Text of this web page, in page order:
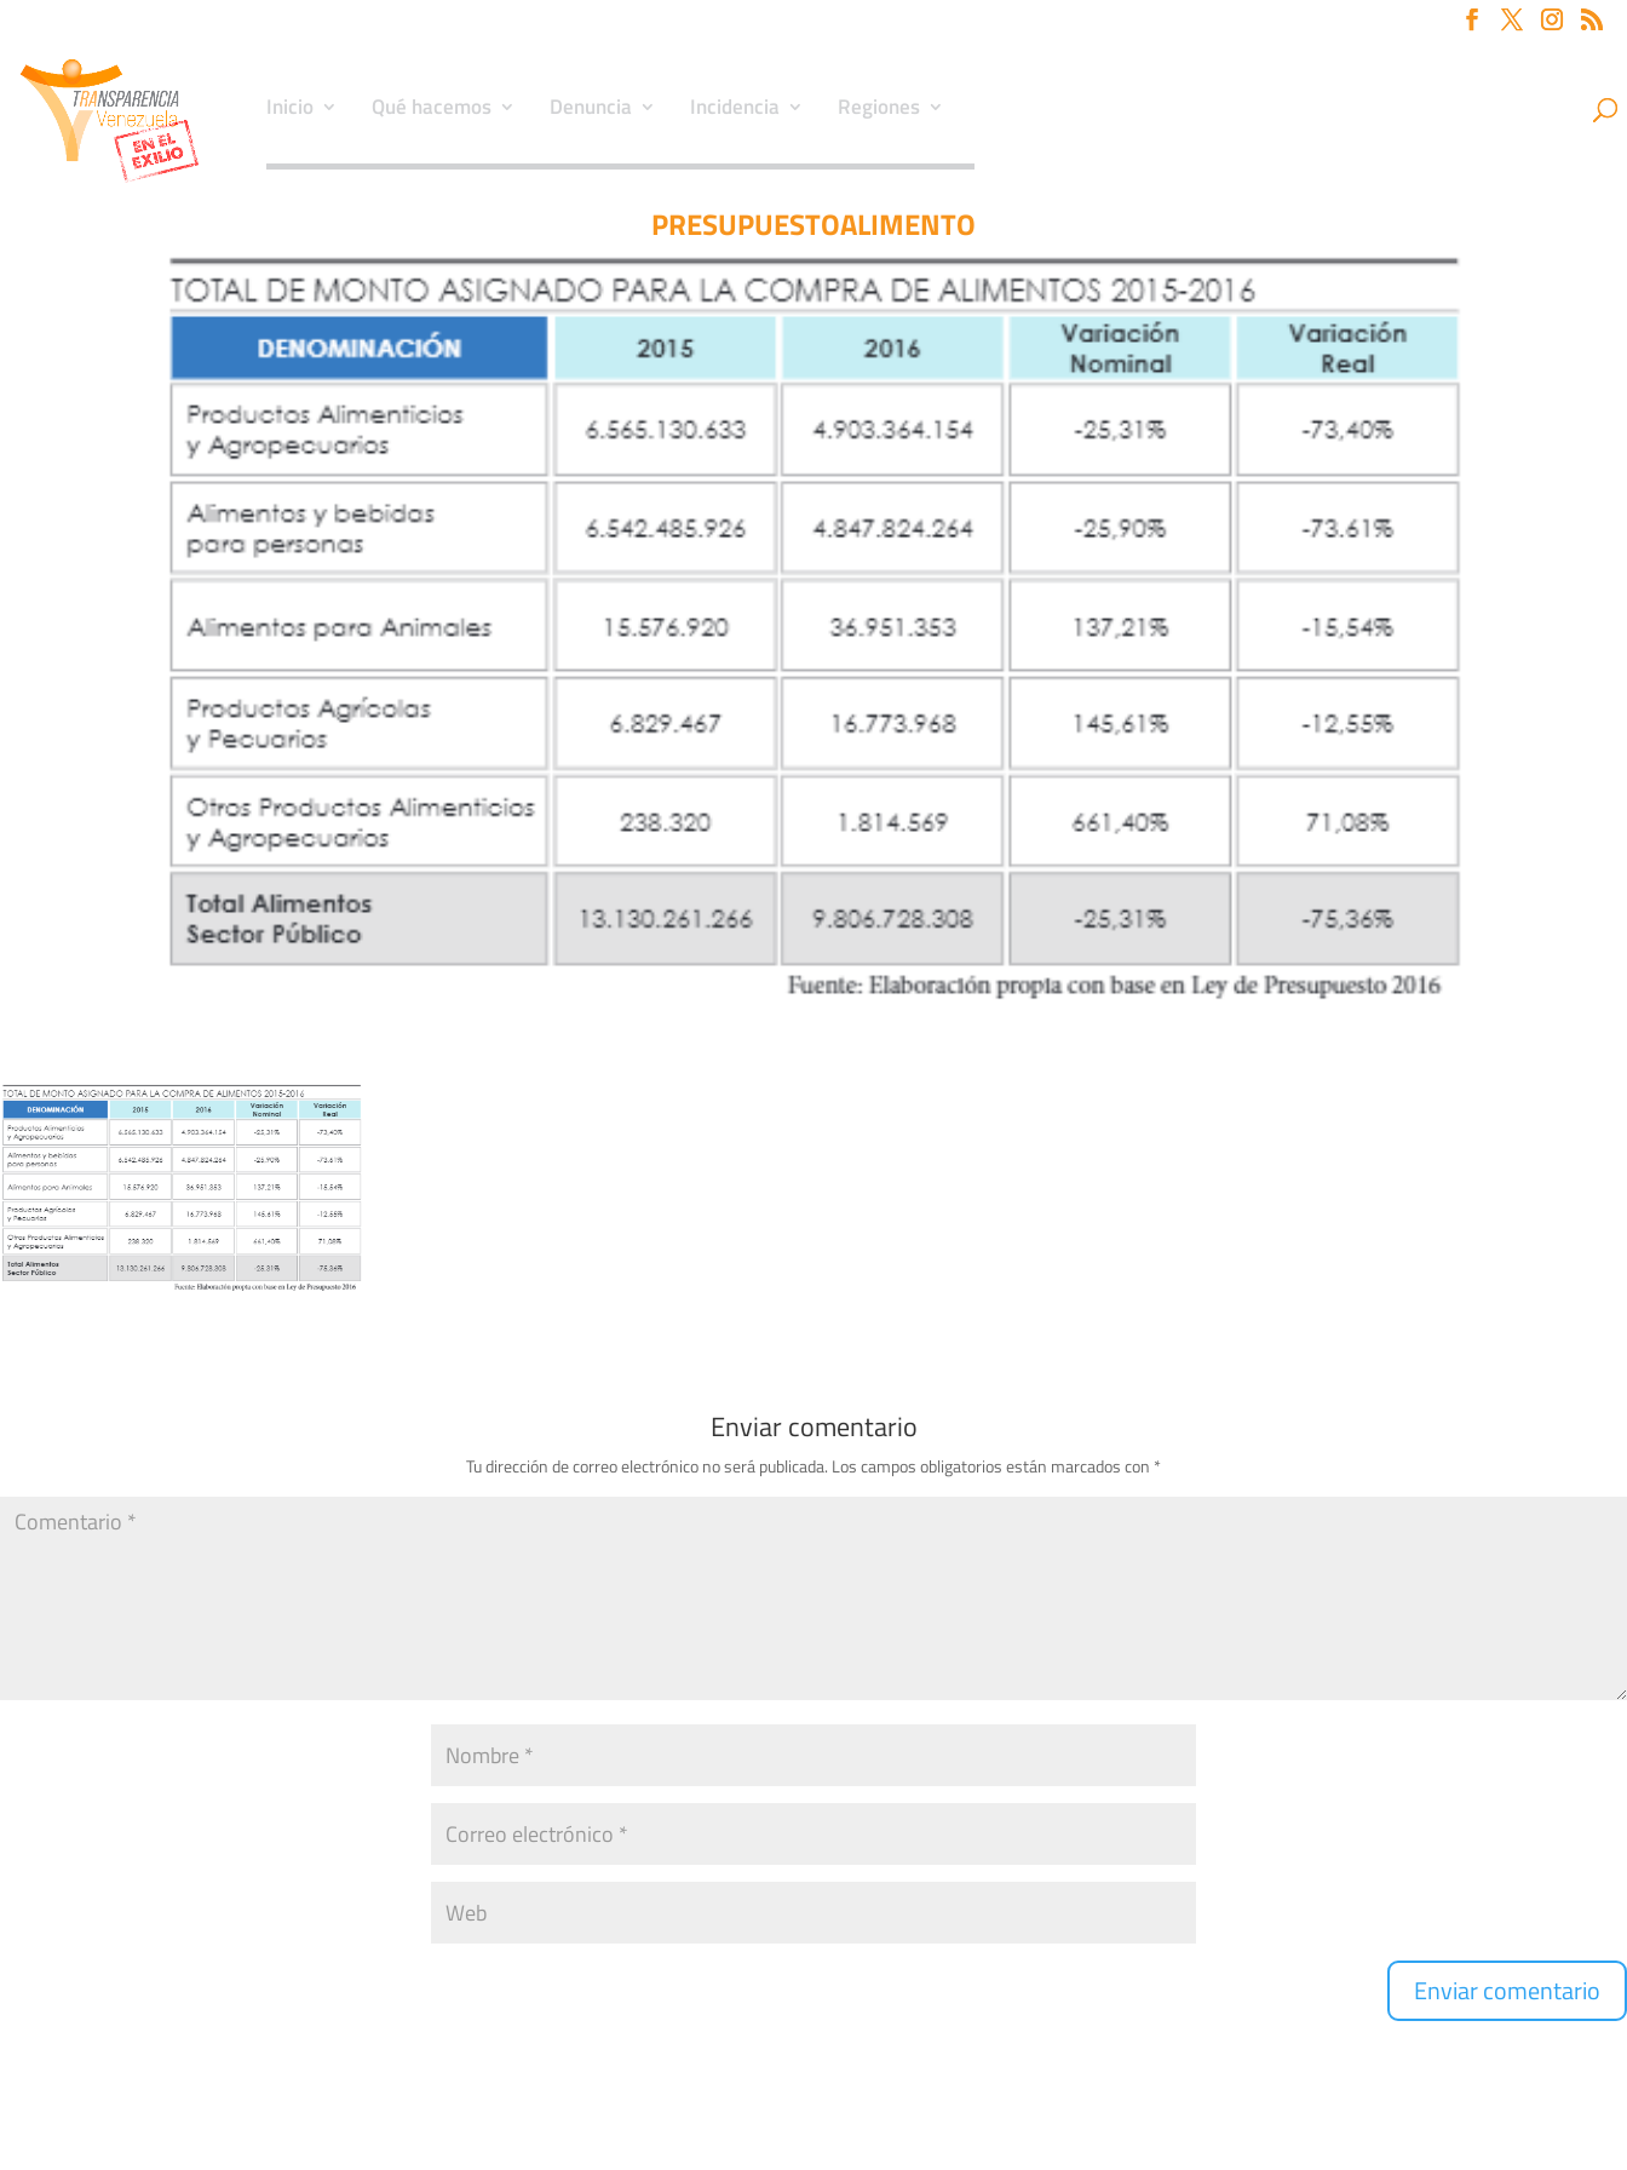
Inicio Qué hacemos Denuncia Incidencia Regiones
PRESUPUESTOALIMENTO
Enviar comentario
Tu dirección de correo electrónico no será publicada. Los campos obligatorios están marcados con *